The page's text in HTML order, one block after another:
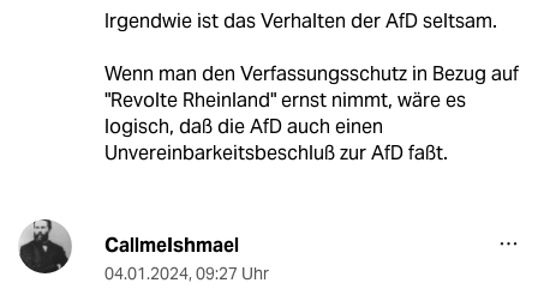
Irgendwie ist das Verhalten der AfD seltsam.
Wenn man den Verfassungsschutz in Bezug auf
"Revolte Rheinland" ernst nimmt, wäre es
logisch, daß die AfD auch einen
Unvereinbarkeitsbeschluß zur AfD faßt.
CallmeIshmael
04.01.2024, 09:27 Uhr